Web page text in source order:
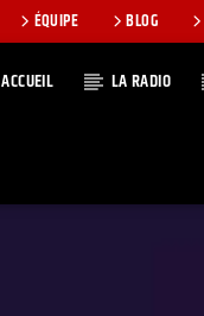
ÉQUIPE BLOG
ACCUEIL LA RADIO